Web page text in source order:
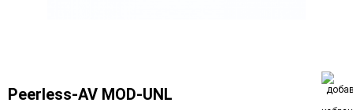
Peerless-AV MOD-UNL